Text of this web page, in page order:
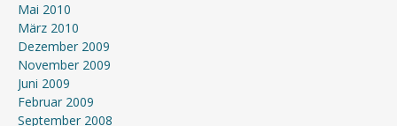
Mai 2010
März 2010
Dezember 2009
November 2009
Juni 2009
Februar 2009
September 2008